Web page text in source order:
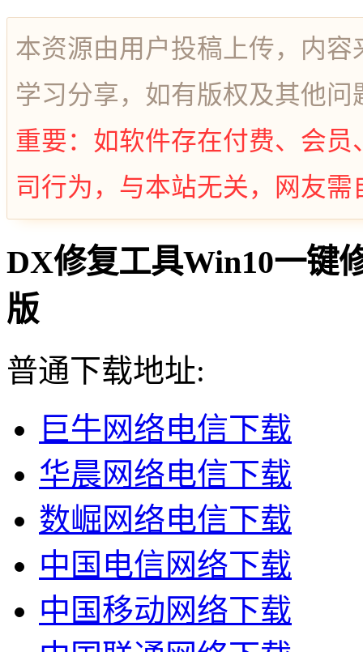
本资源由用户投稿上传，内
学习分享，如有版权及其他
重要：如软件存在付费、会
司行为，与本站无关，网友需
DX修复工具Win10一键
版
普通下载地址:
巨牛网络电信下载
华晨网络电信下载
数崛网络电信下载
中国电信网络下载
中国移动网络下载